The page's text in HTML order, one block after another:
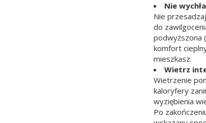
Nie
Nie
do
podwyższona
komfort
mieszkasz.
Wietrz
Wietrzenie
kaloryfery
wyziębienia
Po